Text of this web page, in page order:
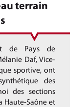
terrain
de Pays de
Daf, Vice-
sportive, ont
des
des sections
Haute-Saône et